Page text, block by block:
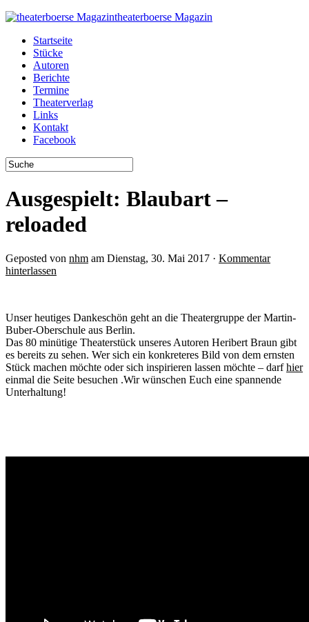
theaterboerse Magazin
Startseite
Stücke
Autoren
Berichte
Termine
Theaterverlag
Links
Kontakt
Facebook
Ausgespielt: Blaubart –
reloaded
Geposted von nhm am Dienstag, 30. Mai 2017 · Kommentar
hinterlassen
Unser heutiges Dankeschön geht an die Theatergruppe der Martin-
Buber-Oberschule aus Berlin.
Das 80 minütige Theaterstück unseres Autoren Heribert Braun gibt
es bereits zu sehen. Wer sich ein konkreteres Bild von dem ernsten
Stück machen möchte oder sich inspirieren lassen möchte – darfhier
einmal die Seite besuchen .Wir wünschen Euch eine spannende
Unterhaltung!